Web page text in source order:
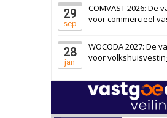
29
sep
COMVAST 2026: De
voor commercieel
28
jan
WOCODA 2027: De
voor
22 september 2026
28 september 2026